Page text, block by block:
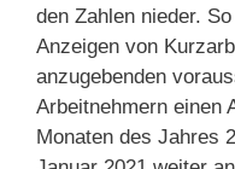
den Zahlen nieder.
Anzeigen von
anzugebenden
Arbeitnehmern einen
Monaten des Jahres